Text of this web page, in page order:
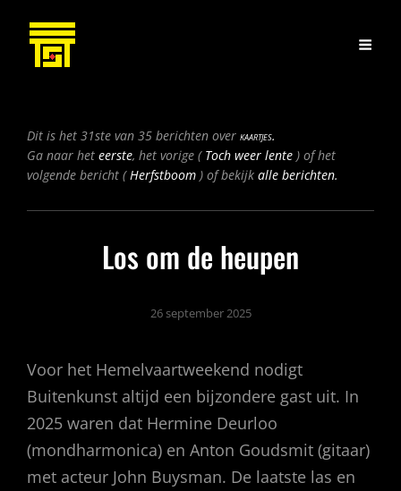
Bericht
navigatie
Dit is het 31ste van 35 berichten over kaartjes.
Ga naar het eerste, het vorige ( Vorig
bericht
Toch weer lente ) of het
volgende bericht ( Volgend
Herfstboom ) of bekijk alle berichten.
Los om de heupen
26 september 2025
Voor het Hemelvaartweekend nodigt
Buitenkunst altijd een bijzondere gast uit. In
2025 waren dat Hermine Deurloo
(mondharmonica) en Anton Goudsmit (gitaar)
met acteur John Buysman. De laatste las en